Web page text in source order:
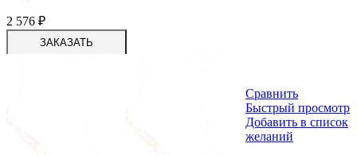
2 576 ₽
ЗАКАЗАТЬ
Сравнить
Быстрый просмотр
Добавить в список
желаний